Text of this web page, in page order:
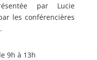
par Lucie
les conférencières
9h à 13h